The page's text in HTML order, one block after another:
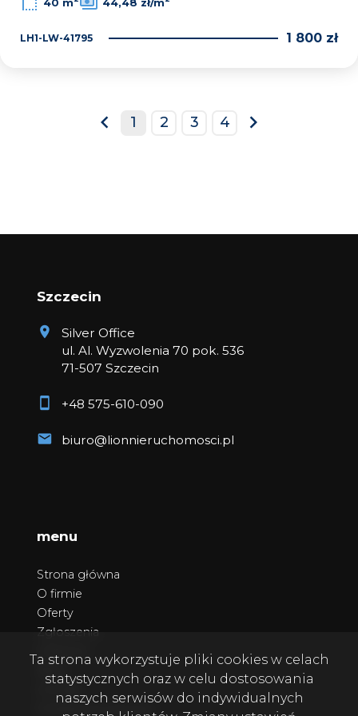
40 m
44,48 zł/m
LH1-LW-41795 1 800 zł
prev
1 2 3 4
next
Szczecin
Silver Office
ul. Al. Wyzwolenia 70 pok. 536
71-507 Szczecin
+48 575-610-090
biuro@lionnieruchomosci.pl
menu
Strona główna
O firmie
Oferty
Zgłoszenia
Kontakt
Polityka prywatności
Ta strona wykorzystuje pliki cookies w celach
statystycznych oraz w celu dostosowania
naszych serwisów do indywidualnych